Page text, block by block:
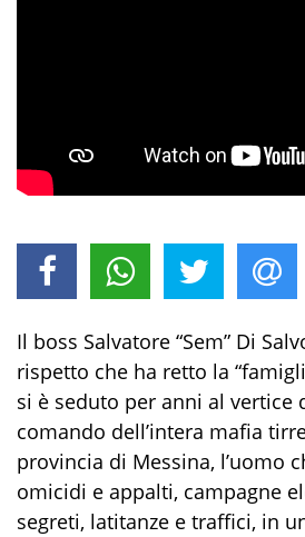
Il boss Salvatore “Sem” Di
rispetto che ha retto la
si è seduto per anni al vertice
comando dell’intera mafia
provincia di Messina, l’uomo
omicidi e appalti, campagne
segreti, latitanze e traffici, in